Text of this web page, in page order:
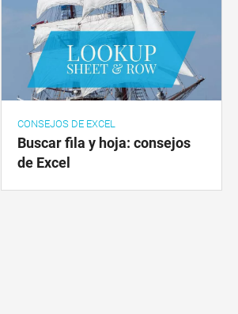
CONSEJOS DE EXCEL
Buscar fila y hoja: consejos
de Excel